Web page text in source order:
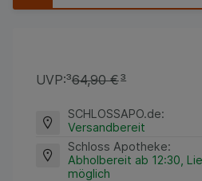
UVP:³64,90 €³
SCHLOSSAPO.de:
Versandbereit
Schloss Apotheke:
Abholbereit ab 12:30,
möglich